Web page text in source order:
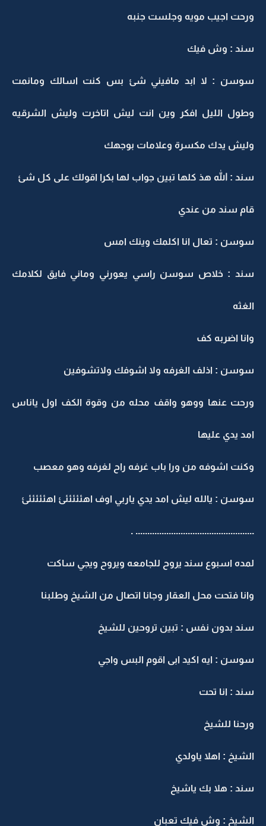
ورحت اجيب مويه وجلست جنبه
سند : وش فيك
سوسن : لا ابد مافيني شئ بس كنت اسالك ومانمت
وطول الليل افكر وين انت ليش اتاخرت وليش الشرقيه
وليش يدك مكسرة وعلامات بوجهك
سند : الله هذ كلها تبين جواب لها بكرا اقولك على كل شئ
قام سند من عندي
سوسن : تعال انا اكلمك وينك امس
سند : خلاص سوسن راسي يعورني وماني فايق لكلامك
الغثه
وانا اضربه كف
سوسن : اذلف الغرفه ولا اشوفك ولاتشوفين
ورحت عنها ووهو واقف محله من وقوة الكف اول ياناس
امد يدي عليها
وكنت اشوفه من ورا باب غرفه راح لغرفه وهو معصب
سوسن : يالله ليش امد يدي ياربي اوف اهئئئئئئ اهئئئئئئ
.................................................. .
لمده اسبوع سند يروح للجامعه ويروح ويجي ساكت
وانا فتحت محل العقار وجانا اتصال من الشيخ وطلبنا
سند بدون نفس : تبين تروحين للشيخ
سوسن : ايه اكيد ابى اقوم البس واجي
سند : انا تحت
ورحنا للشيخ
الشيخ : اهلا ياولدي
سند : هلا بك ياشيخ
الشيخ : وش فيك تعبان